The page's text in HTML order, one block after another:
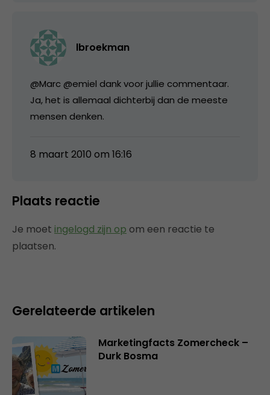
lbroekman
@Marc @emiel dank voor jullie commentaar.
Ja, het is allemaal dichterbij dan de meeste
mensen denken.
8 maart 2010 om 16:16
Plaats reactie
Je moet ingelogd zijn op om een reactie te
plaatsen.
Gerelateerde artikelen
Marketingfacts Zomercheck –
Durk Bosma